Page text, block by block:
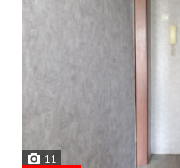
11